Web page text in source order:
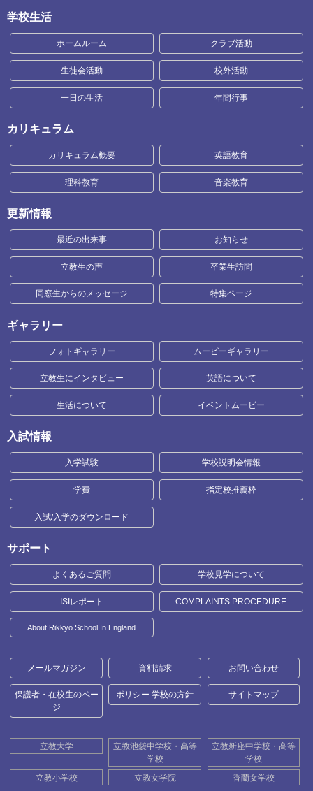
学校生活
ホームルーム クラブ活動
生徒会活動 校外活動
一日の生活 年間行事
カリキュラム
カリキュラム概要 英語教育
理科教育 音楽教育
更新情報
最近の出来事 お知らせ
立教生の声 卒業生訪問
同窓生からのメッセージ 特集ページ
ギャラリー
フォトギャラリー ムービーギャラリー
立教生にインタビュー 英語について
生活について イベントムービー
入試情報
入学試験 学校説明会情報
学費 指定校推薦枠
入試/入学のダウンロード
サポート
よくあるご質問 学校見学について
ISIレポート COMPLAINTS PROCEDURE
About Rikkyo School In England
メールマガジン 資料請求 お問い合わせ
保護者・在校生のペー
ジ
ポリシー 学校の方針 サイトマップ
立教大学
立教池袋中学校・高等
学校
立教新座中学校・高等
学校
立教小学校
立教女学院 香蘭女学校